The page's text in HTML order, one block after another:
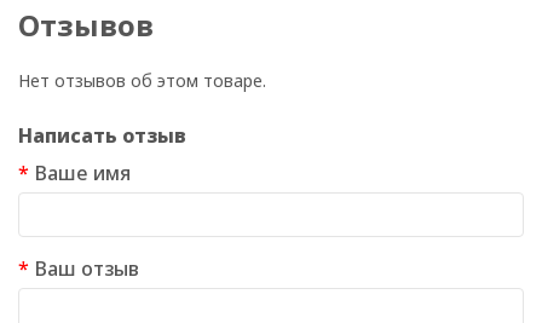
Отзывов
Нет отзывов об этом товаре.
Написать отзыв
Ваше имя
Ваш отзыв